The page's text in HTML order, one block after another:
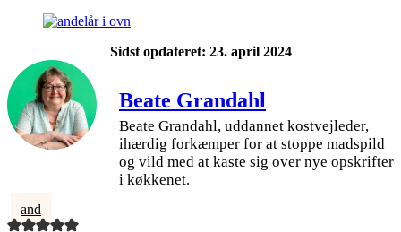
Sidst opdateret: 23. april 2024
Beate Grandahl
Beate Grandahl, uddannet kostvejleder,
ihærdig forkæmper for at stoppe madspild
og vild med at kaste sig over nye opskrifter
i køkkenet.
and